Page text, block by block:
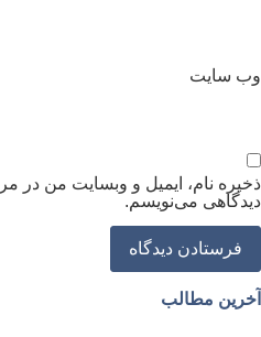
سایت
نام، ایمیل و وبسایت من در
می‌نویسم.
مطالب